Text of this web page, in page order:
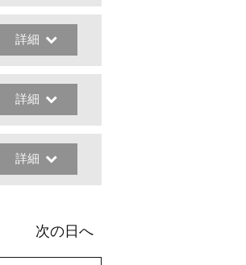
詳細
詳細
詳細
次の日へ